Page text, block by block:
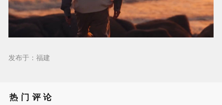
发布于：福建
热门评论